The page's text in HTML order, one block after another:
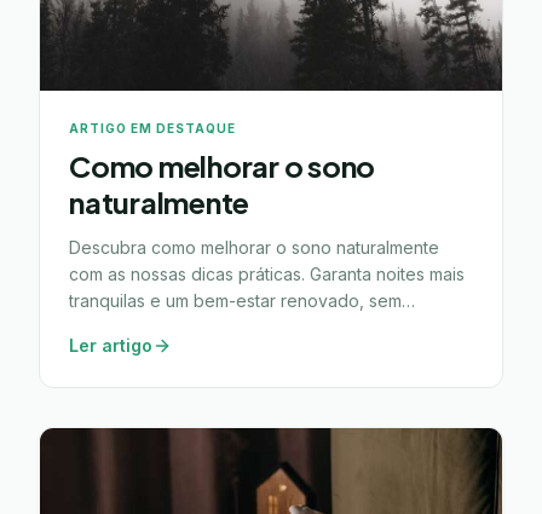
ARTIGO EM DESTAQUE
Como melhorar o sono
naturalmente
Descubra como melhorar o sono naturalmente
com as nossas dicas práticas. Garanta noites mais
tranquilas e um bem-estar renovado, sem
Ler artigo